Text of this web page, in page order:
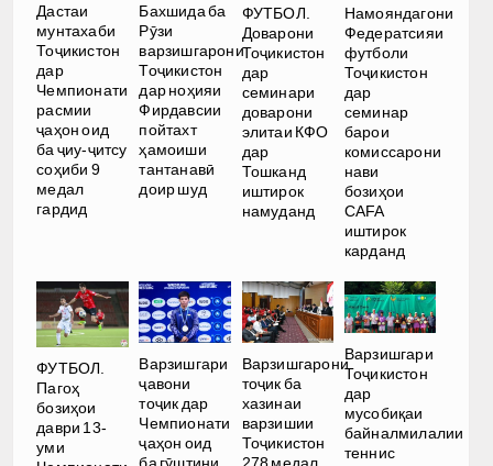
Дастаи
мунтахаби
Тоҷикистон
дар
Чемпионати
расмии
ҷаҳон оид
ба ҷиу-ҷитсу
соҳиби 9
медал
гардид
Бахшида ба
Рӯзи
варзишгарони
Тоҷикистон
дар ноҳияи
Фирдавсии
пойтахт
ҳамоиши
тантанавӣ
доир шуд
ФУТБОЛ.
Доварони
Тоҷикистон
дар
семинари
доварони
элитаи КФО
дар
Тошканд
иштирок
намуданд
Намояндагони
Федератсияи
футболи
Тоҷикистон
дар
семинар
барои
комиссарони
нави
бозиҳои
CAFA
иштирок
карданд
ФУТБОЛ.
Пагоҳ
бозиҳои
даври 13-
уми
Варзишгари
ҷавони
тоҷик дар
Чемпионати
ҷаҳон оид
ба гӯштини
Варзишгарони
тоҷик ба
хазинаи
варзишии
Тоҷикистон
278 медал
Варзишгари
Тоҷикистон
дар
мусобиқаи
байналмилалии
теннис